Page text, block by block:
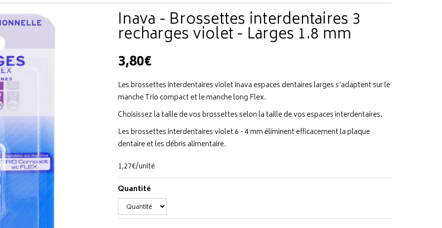
Inava - Brossettes interdentaires 3
recharges violet - Larges 1.8 mm
3,80€
Les brossettes interdentaires violet inava espaces dentaires larges s'adaptent sur le
manche Trio compact et le manche long Flex.
Choisissez la taille de vos brossettes selon la taille de vos espaces interdentaires.
Les brossettes interdentaires violet 6 - 4 mm éliminent efficacement la plaque
dentaire et les débris alimentaire.
1,27€/unité
Quantité